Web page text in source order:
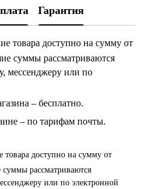
Гарантия
товара доступно на сумму от
суммы рассматриваются
мессенджеру или по
– бесплатно.
– по тарифам почты.
товара доступно на сумму от
рассматриваются
или по электронной